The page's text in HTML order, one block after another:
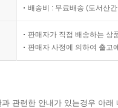
배송비 : 무료배송 (도서산
판매자가 직접 배송하는 상
판매자 사정에 의하여 출고
관련한 안내가 있는경우 아